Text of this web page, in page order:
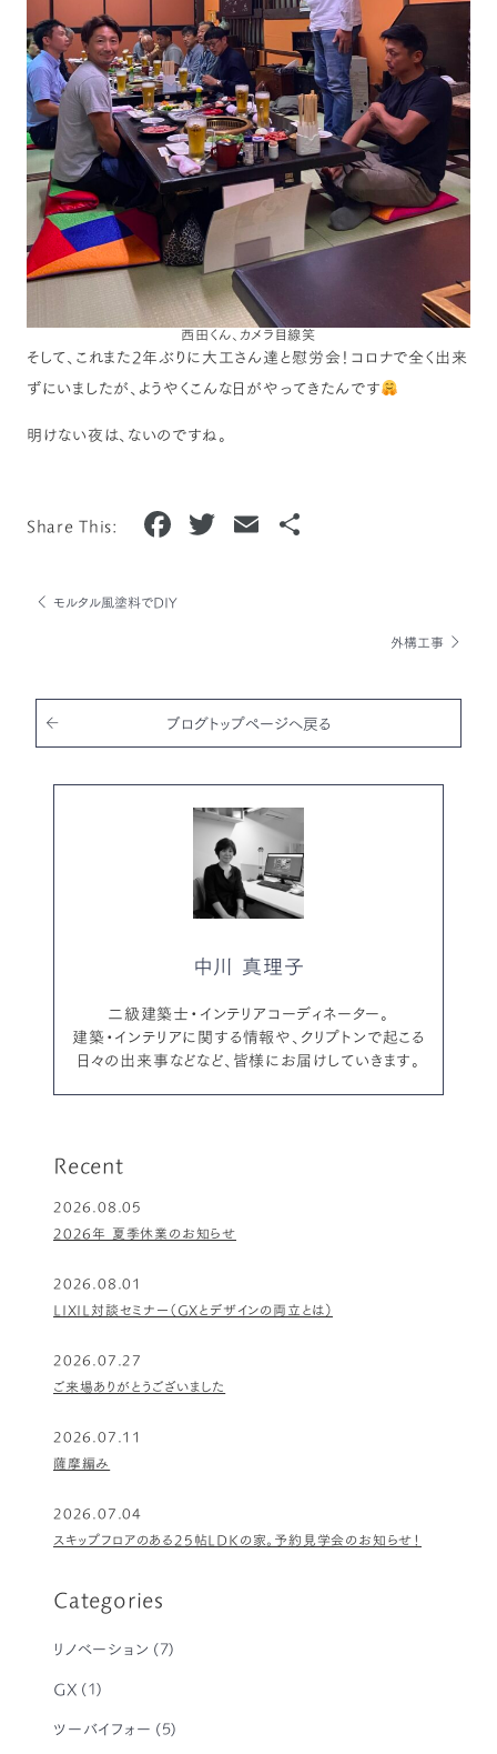
西田くん、カメラ目線笑
そして、これまた2年ぶりに大工さん達と慰労会！コロナで全く出来
ずにいましたが、ようやくこんな日がやってきたんです
明けない夜は、ないのですね。
Share This: F
c
o
o
k
T E
モルタル風塗料でDIY
外構工事
ブログトップページへ戻る
中川 真理子
二級建築士・インテリアコーディネーター。
建築・インテリアに関する情報や、クリプトンで起こる
日々の出来事などなど、皆様にお届けしていきます。
Recent
2026.08.05
2026年 夏季休業のお知らせ
2026.08.01
LIXIL対談セミナー（GXとデザインの両立とは）
2026.07.27
ご来場ありがとうございました
2026.07.11
薩摩編み
2026.07.04
スキップフロアのある25帖LDKの家。予約見学会のお知らせ！
Categories
リノベーション (7)
GX (1)
ツーバイフォー (5)